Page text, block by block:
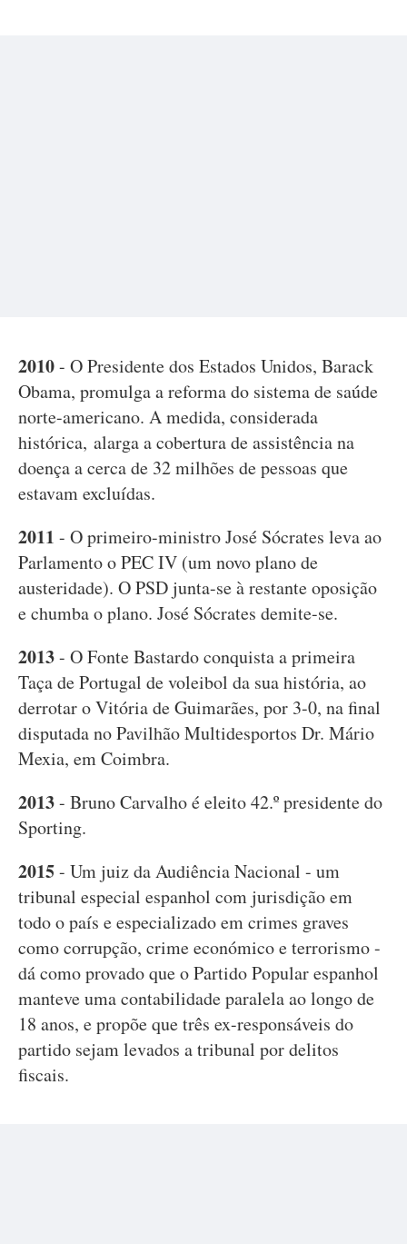
2010- O Presidente dos Estados Unidos, Barack
Obama, promulga a reforma do sistema de saúde
norte-americano. A medida, considerada
histórica, alarga a cobertura de assistência na
doença a cerca de 32 milhões de pessoas que
estavam excluídas.
2011 - O primeiro-ministro José Sócrates leva ao
Parlamento o PEC IV (um novo plano de
austeridade). O PSD junta-se à restante oposição
e chumba o plano. José Sócrates demite-se.
2013- O Fonte Bastardo conquista a primeira
Taça de Portugal de voleibol da sua história, ao
derrotar o Vitória de Guimarães, por 3-0, na final
disputada no Pavilhão Multidesportos Dr. Mário
Mexia, em Coimbra.
2013- Bruno Carvalho é eleito 42.º presidente do
Sporting.
2015- Um juiz da Audiência Nacional - um
tribunal especial espanhol com jurisdição em
todo o país e especializado em crimes graves
como corrupção, crime económico e terrorismo -
dá como provado que o Partido Popular espanhol
manteve uma contabilidade paralela ao longo de
18 anos, e propõe que três ex-responsáveis do
partido sejam levados a tribunal por delitos
fiscais.